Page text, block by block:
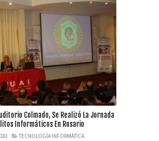
Colmado, Se Realizó La Jornada
Informáticos En Rosario
TECNOLOGÍA INFORMÁTICA